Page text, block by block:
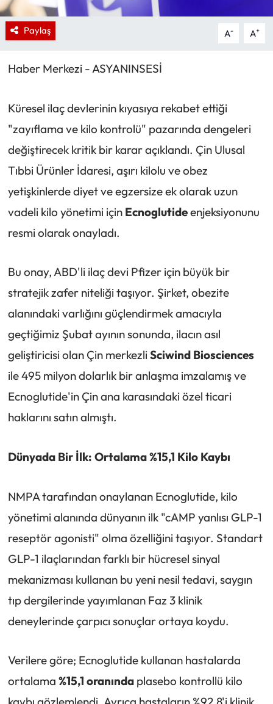
Paylaş A- A+
Haber Merkezi - ASYANINSESİ
Küresel ilaç devlerinin kıyasıya rekabet ettiği
"zayıflama ve kilo kontrolü" pazarında dengeleri
değiştirecek kritik bir karar açıklandı. Çin Ulusal
Tıbbi Ürünler İdaresi, aşırı kilolu ve obez
yetişkinlerde diyet ve egzersize ek olarak uzun
vadeli kilo yönetimi için Ecnoglutideenjeksiyonunu
resmi olarak onayladı.
Bu onay, ABD'li ilaç devi Pfizer için büyük bir
stratejik zafer niteliği taşıyor. Şirket, obezite
alanındaki varlığını güçlendirmek amacıyla
geçtiğimiz Şubat ayının sonunda, ilacın asıl
geliştiricisi olan Çin merkezli Sciwind Biosciences
ile 495 milyon dolarlık bir anlaşma imzalamış ve
Ecnoglutide'in Çin ana karasındaki özel ticari
haklarını satın almıştı.
Dünyada Bir İlk: Ortalama %15,1 Kilo Kaybı
NMPA tarafından onaylanan Ecnoglutide, kilo
yönetimi alanında dünyanın ilk "cAMP yanlısı GLP-1
reseptör agonisti" olma özelliğini taşıyor. Standart
GLP-1 ilaçlarından farklı bir hücresel sinyal
mekanizması kullanan bu yeni nesil tedavi, saygın
tıp dergilerinde yayımlanan Faz 3 klinik
deneylerinde çarpıcı sonuçlar ortaya koydu.
Verilere göre; Ecnoglutide kullanan hastalarda
ortalama %15,1 oranındaplasebo kontrollü kilo